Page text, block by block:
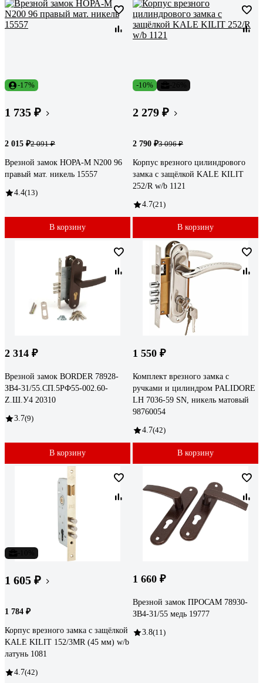
-17%
1 735 ₽
2 015 ₽2 091 ₽
Врезной замок НОРА-М N200 96
правый мат. никель 15557
4.4(13)
В корзину
-10%
2 279 ₽
2 790 ₽3 096 ₽
Корпус врезного цилиндрового
замка с защёлкой KALE KILIT
252/R w/b 1121
4.7(21)
В корзину
2 314 ₽
Врезной замок BORDER 78928-
ЗВ4-31/55.СП.5РФ55-002.60-
Z.Ш.У4 20310
3.7(9)
В корзину
1 550 ₽
Комплект врезного замка с
ручками и цилиндром PALIDORE
LH 7036-59 SN, никель матовый
98760054
4.7(42)
В корзину
1 605 ₽
1 784 ₽
Корпус врезного замка с защёлкой
KALE KILIT 152/3MR (45 мм) w/b
латунь 1081
4.7(42)
1 660 ₽
Врезной замок ПРОСАМ 78930-
ЗВ4-31/55 медь 19777
3.8(11)